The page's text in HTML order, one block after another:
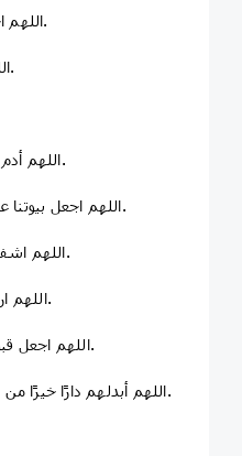
🟡 اللهم احفظهم من الفتن والشبهات.
🟡 اللهم وفّقهم لما تحب وترضى.
🟡 اللهم أدم علينا نعمة المودة والسكينة.
🟡 اللهم اجعل بيوتنا عامرةً بالإيمان والرحمة والذكر.
🟡 اللهم اشفِ مرضانا ومرضى المسلمين.
🟡 اللهم ارحم موتانا وموتى المسلمين.
🟡 اللهم اجعل قبورهم روضاتٍ من رياض الجنة.
🟡 اللهم أبدلهم دارًا خيرًا من دارهم، وأهلًا خيرًا من أهلهم.